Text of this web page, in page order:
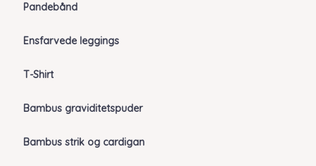
Pandebånd
Ensfarvede leggings
T-Shirt
Bambus graviditetspuder
Bambus strik og cardigan